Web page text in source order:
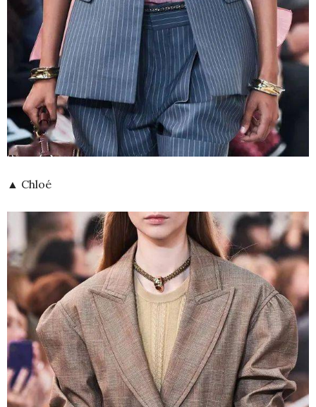
▲ Chloé